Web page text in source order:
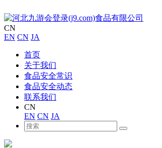
CN
EN CN JA
首页
关于我们
食品安全常识
食品安全动态
联系我们
CN
EN CN JA